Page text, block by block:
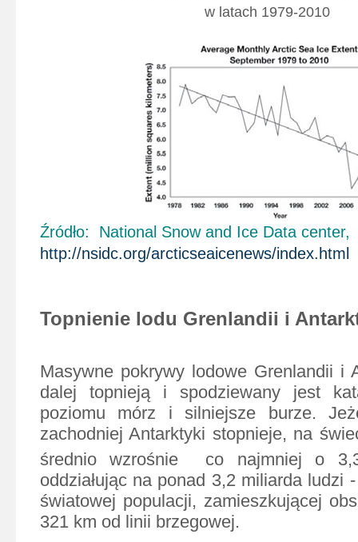
w latach 1979-2010
Źródło: National Snow and Ice Data center,
http://nsidc.org/arcticseaicenews/index.html
Topnienie lodu Grenlandii i
Masywne pokrywy lodowe Grenlandii i
dalej topnieją i spodziewany jest
poziomu mórz i silniejsze burze.
zachodniej Antarktyki stopnieje, na
średniowzrośnie co najmniej o
oddziałując na ponad 3,2 miliarda ludzi
światowej populacji, zamieszkującej
321 km od linii brzegowej.